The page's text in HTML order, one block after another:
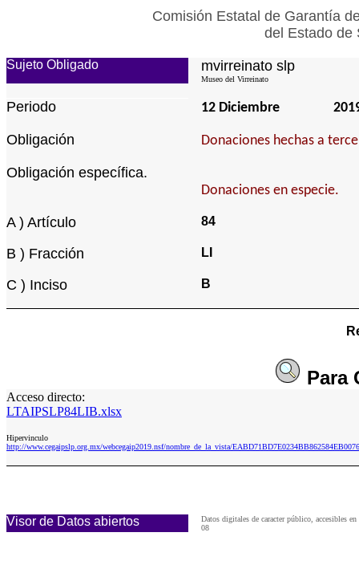
Comisión Estatal de Garantía
del Estado de
Sujeto Obligado mvirreinato slp
Museo del Virreinato
Periodo 12 Diciembre
Obligación Donaciones hechas a
Obligación específica.
Donaciones en especie.
A ) Artículo 84
B ) Fracción LI
C ) Inciso B
Para
Acceso directo:
LTAIPSLP84LIB.xlsx
Hipervinculo
http://www.cegaipslp.org.mx/webcegaip2019.nsf/nombre_de_la_vista/
Visor de Datos abiertos
Datos digitales de caracter público, accesibles
08